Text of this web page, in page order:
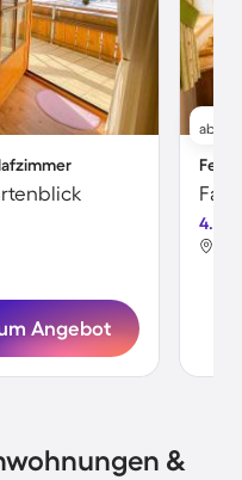
Angebot
ab
4.7
&